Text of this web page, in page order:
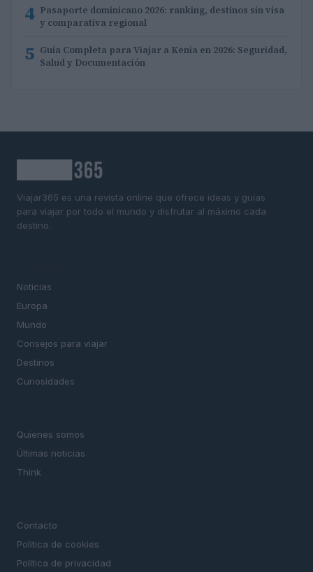
4 Pasaporte dominicano 2026: ranking, destinos sin visa
y comparativa regional
5 Guía Completa para Viajar a Kenia en 2026: Seguridad,
Salud y Documentación
Viajar365 es una revista online que ofrece ideas y guías
para viajar por todo el mundo y disfrutar al máximo cada
destino.
Noticias
Europa
Mundo
Consejos para viajar
Destinos
Curiosidades
Quienes somos
Últimas noticias
Think
Contacto
Politica de cookies
Política de privacidad